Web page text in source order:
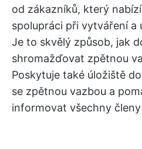
od zákazníků, který
spolupráci při vytváření a
Je to skvělý způsob, jak
shromažďovat zpětnou
Poskytuje také úložiště
se zpětnou vazbou a
informovat všechny